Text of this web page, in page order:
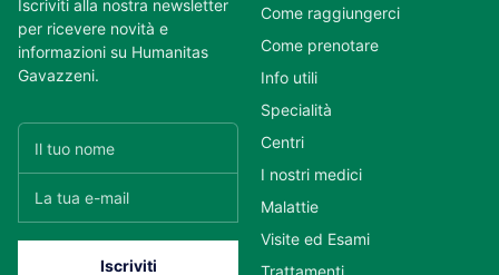
Iscriviti alla nostra newsletter
per ricevere novità e
informazioni su Humanitas
Gavazzeni.
Come raggiungerci
Come prenotare
Info utili
Specialità
Centri
I nostri medici
Malattie
Visite ed Esami